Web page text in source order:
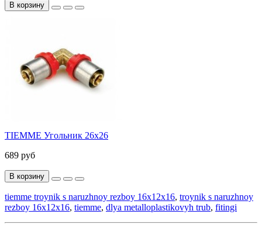
В корзину
TIEMME Угольник 26x26
689 руб
В корзину
tiemme troynik s naruzhnoy rezboy 16x12x16, troynik s naruzhnoy
rezboy 16x12x16, tiemme, dlya metalloplastikovyh trub, fitingi